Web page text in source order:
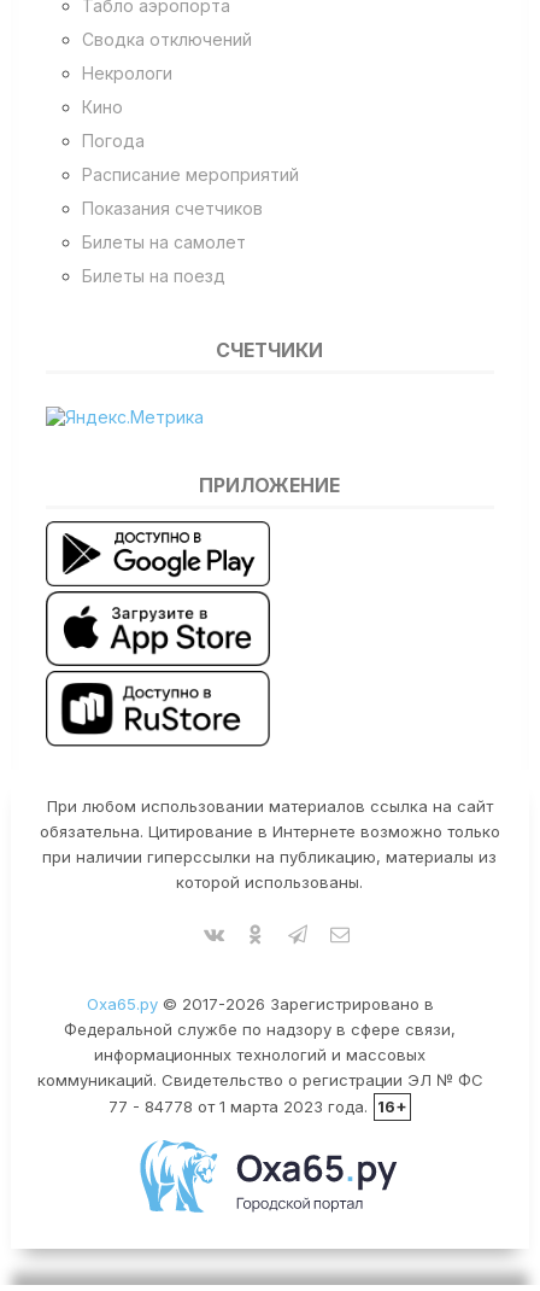
Табло аэропорта
Сводка отключений
Некрологи
Кино
Погода
Расписание мероприятий
Показания счетчиков
Билеты на самолет
Билеты на поезд
СЧЕТЧИКИ
ПРИЛОЖЕНИЕ
При любом использовании материалов ссылка на сайт
обязательна. Цитирование в Интернете возможно только
при наличии гиперссылки на публикацию, материалы из
которой использованы.
Оха65.ру© 2017-2026 Зарегистрировано в
Федеральной службе по надзору в сфере связи,
информационных технологий и массовых
коммуникаций. Свидетельство о регистрации ЭЛ № ФС
77 - 84778 от 1 марта 2023 года.
16+